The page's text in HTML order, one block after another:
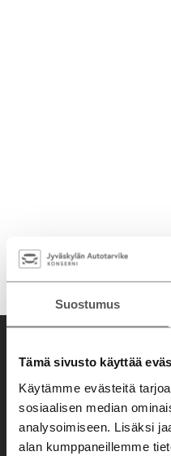
Suostumus
Tämä sivusto käyttää
Käytämme evästeitä
sosiaalisen median
analysoimiseen. Lisäksi
alan kumppaneillemme
Tervetuloa